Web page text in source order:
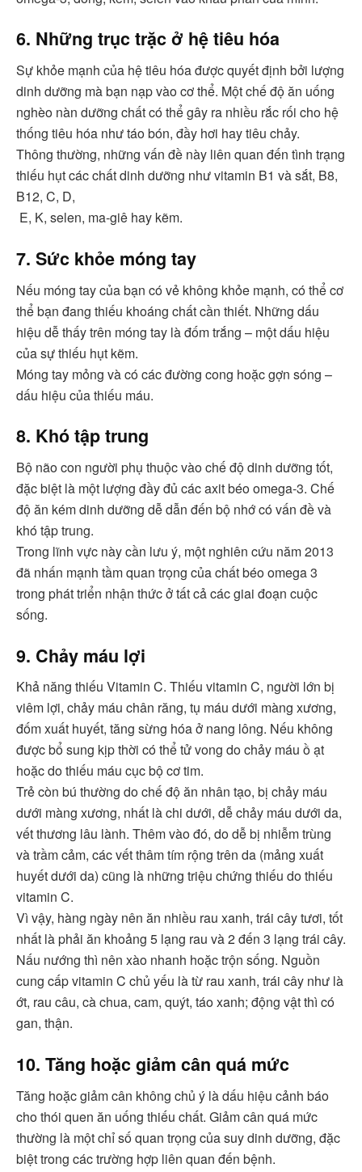
6. Những trục trặc ở hệ tiêu hóa
Sự khỏe mạnh của hệ tiêu hóa được quyết định bởi lượng
dinh dưỡng mà bạn nạp vào cơ thể. Một chế độ ăn uống
nghèo nàn dưỡng chất có thể gây ra nhiều rắc rối cho hệ
thống tiêu hóa như táo bón, đầy hơi hay tiêu chảy.
Thông thường, những vấn đề này liên quan đến tình trạng
thiếu hụt các chất dinh dưỡng như vitamin B1 và sắt, B8,
B12, C, D,
E, K, selen, ma-giê hay kẽm.
7. Sức khỏe móng tay
Nếu móng tay của bạn có vẻ không khỏe mạnh, có thể cơ
thể bạn đang thiếu khoáng chất cần thiết. Những dấu
hiệu dễ thấy trên móng tay là đốm trắng – một dấu hiệu
của sự thiếu hụt kẽm.
Móng tay mỏng và có các đường cong hoặc gợn sóng –
dấu hiệu của thiếu máu.
8. Khó tập trung
Bộ não con người phụ thuộc vào chế độ dinh dưỡng tốt,
đặc biệt là một lượng đầy đủ các axit béo omega-3. Chế
độ ăn kém dinh dưỡng dễ dẫn đến bộ nhớ có vấn đề và
khó tập trung.
Trong lĩnh vực này cần lưu ý, một nghiên cứu năm 2013
đã nhấn mạnh tầm quan trọng của chất béo omega 3
trong phát triển nhận thức ở tất cả các giai đoạn cuộc
sống.
9. Chảy máu lợi
Khả năng thiếu Vitamin C. Thiếu vitamin C, người lớn bị
viêm lợi, chảy máu chân răng, tụ máu dưới màng xương,
đốm xuất huyết, tăng sừng hóa ở nang lông. Nếu không
được bổ sung kịp thời có thể tử vong do chảy máu ồ ạt
hoặc do thiếu máu cục bộ cơ tim.
Trẻ còn bú thường do chế độ ăn nhân tạo, bị chảy máu
dưới màng xương, nhất là chi dưới, dễ chảy máu dưới da,
vết thương lâu lành. Thêm vào đó, do dễ bị nhiễm trùng
và trầm cảm, các vết thâm tím rộng trên da (mảng xuất
huyết dưới da) cũng là những triệu chứng thiếu do thiếu
vitamin C.
Vì vậy, hàng ngày nên ăn nhiều rau xanh, trái cây tươi, tốt
nhất là phải ăn khoảng 5 lạng rau và 2 đến 3 lạng trái cây.
Nấu nướng thì nên xào nhanh hoặc trộn sống. Nguồn
cung cấp vitamin C chủ yếu là từ rau xanh, trái cây như là
ớt, rau câu, cà chua, cam, quýt, táo xanh; động vật thì có
gan, thận.
10. Tăng hoặc giảm cân quá mức
Tăng hoặc giảm cân không chủ ý là dấu hiệu cảnh báo
cho thói quen ăn uống thiếu chất. Giảm cân quá mức
thường là một chỉ số quan trọng của suy dinh dưỡng, đặc
biệt trong các trường hợp liên quan đến bệnh.